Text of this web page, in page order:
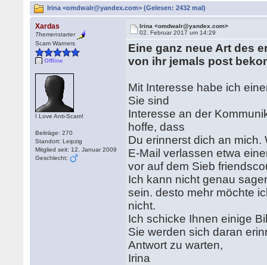
Irina <omdwalr@yandex.com> (Gelesen: 2432 mal)
Xardas
Themenstarter
Scam Warners
Offline
I Love Anti-Scam!
Beiträge: 270
Standort: Leipzig
Mitglied seit: 12. Januar 2009
Geschlecht:
Irina <omdwalr@yandex.com>
02. Februar 2017 um 14:29
Eine ganz neue Art des
von ihr jemals post
Mit Interesse habe ich
Sie sind
Interesse an der
hoffe, dass
Du erinnerst dich an
E-Mail verlassen etwa
vor auf dem Sieb
Ich kann nicht genau
sein. desto mehr möchte
nicht.
Ich schicke Ihnen einige
Sie werden sich daran
Antwort zu warten,
Irina